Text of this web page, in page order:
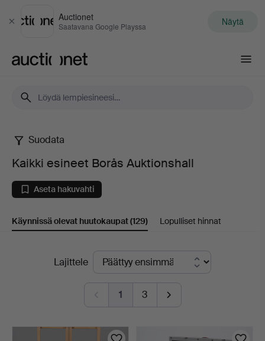
Sulje
Auctionet
Saatavana Google Playssa Näytä
Kaikki
esineet
Borås
Auktionshall
Suodata
Kaikki esineet Borås Auktionshall
Aseta hakuvahti
Käynnissä olevat huutokaupat(129) Lopulliset hinnat
Käynnissä
huutokaupat
Lajittele
1 3